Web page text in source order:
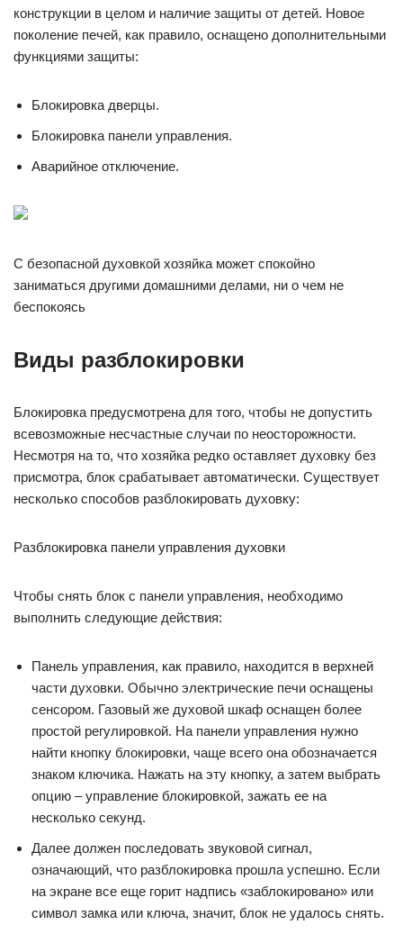
конструкции в целом и наличие защиты от детей. Новое
поколение печей, как правило, оснащено дополнительными
функциями защиты:
Блокировка дверцы.
Блокировка панели управления.
Аварийное отключение.
С безопасной духовкой хозяйка может спокойно
заниматься другими домашними делами, ни о чем не
беспокоясь
Виды разблокировки
Блокировка предусмотрена для того, чтобы не допустить
всевозможные несчастные случаи по неосторожности.
Несмотря на то, что хозяйка редко оставляет духовку без
присмотра, блок срабатывает автоматически. Существует
несколько способов разблокировать духовку:
Разблокировка панели управления духовки
Чтобы снять блок с панели управления, необходимо
выполнить следующие действия:
Панель управления, как правило, находится в верхней
части духовки. Обычно электрические печи оснащены
сенсором. Газовый же духовой шкаф оснащен более
простой регулировкой. На панели управления нужно
найти кнопку блокировки, чаще всего она обозначается
знаком ключика. Нажать на эту кнопку, а затем выбрать
опцию – управление блокировкой, зажать ее на
несколько секунд.
Далее должен последовать звуковой сигнал,
означающий, что разблокировка прошла успешно. Если
на экране все еще горит надпись «заблокировано» или
символ замка или ключа, значит, блок не удалось снять.